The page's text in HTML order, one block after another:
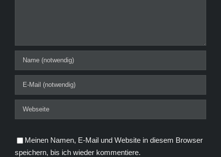
Meinen Namen, E-Mail und Website in diesem Browser
speichern, bis ich wieder kommentiere.